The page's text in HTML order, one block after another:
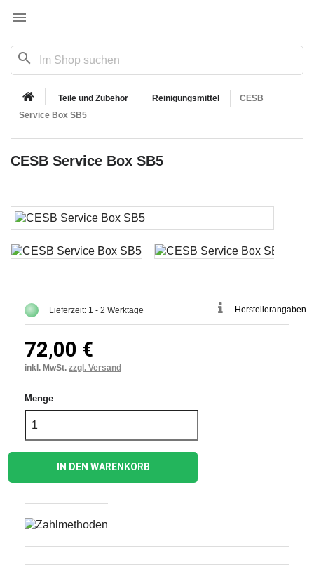

search
Teile und Zubehör Reinigungsmittel
CESB
Service Box SB5
CESB Service Box SB5
Lieferzeit: 1 - 2 Werktage Herstellerangaben
72,00 €
inkl. MwSt. zzgl. Versand
Menge
IN DEN WARENKORB